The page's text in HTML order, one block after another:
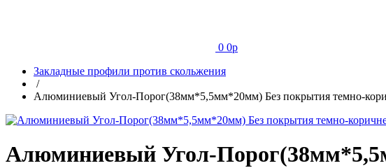
0 0p
Закладные профили против скольжения
/
Алюминиевый Угол-Порог(38мм*5,5мм*20мм) Без покрытия темно-
Алюминиевый Угол-